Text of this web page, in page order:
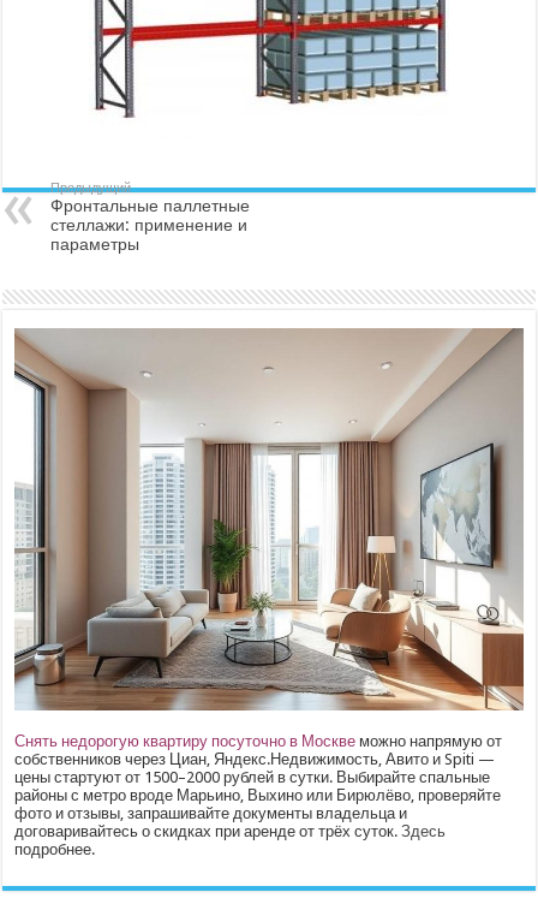
Предыдущий
Фронтальные паллетные
стеллажи: применение и
параметры
Снять недорогую квартиру посуточно в Москве можно напрямую от
собственников через Циан, Яндекс.Недвижимость, Авито и Spiti —
цены стартуют от 1500–2000 рублей в сутки. Выбирайте спальные
районы с метро вроде Марьино, Выхино или Бирюлёво, проверяйте
фото и отзывы, запрашивайте документы владельца и
договаривайтесь о скидках при аренде от трёх суток.Здесь
подробнее.